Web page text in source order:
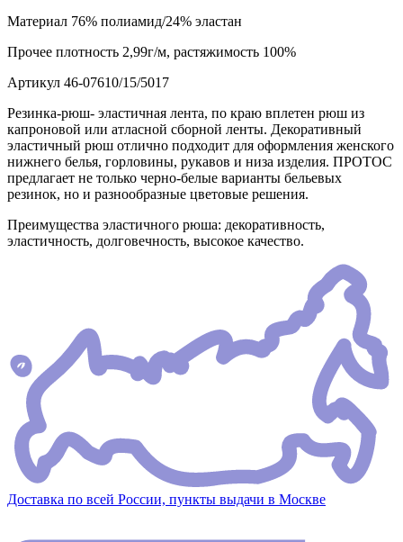
Материал 76% полиамид/24% эластан
Прочее плотность 2,99г/м, растяжимость 100%
Артикул 46-07610/15/5017
Резинка-рюш- эластичная лента, по краю вплетен рюш из
капроновой или атласной сборной ленты. Декоративный
эластичный рюш отлично подходит для оформления женского
нижнего белья, горловины, рукавов и низа изделия. ПРОТОС
предлагает не только черно-белые варианты бельевых
резинок, но и разнообразные цветовые решения.
Преимущества эластичного рюша: декоративность,
эластичность, долговечность, высокое качество.
Доставка по всей России, пункты выдачи в Москве